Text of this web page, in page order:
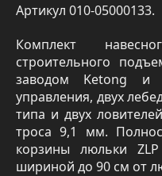
Артикул 010-05000133.
Комплект
строительного
заводом Ketong и
управления, двух
типа и двух
троса 9,1 мм.
корзины люльки
шириной до 90 см от